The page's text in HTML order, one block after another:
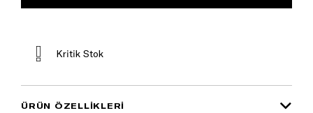
Kritik Stok
ÜRÜN ÖZELLIKLERI